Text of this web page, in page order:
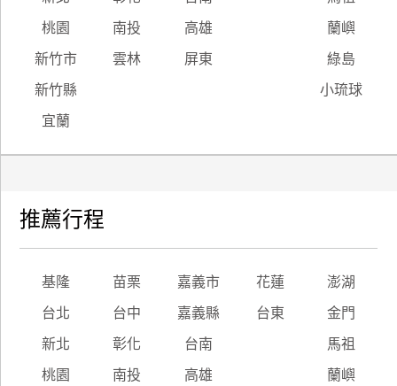
桃園 南投 高雄 蘭嶼
新竹市 雲林 屏東 綠島
新竹縣 小琉球
宜蘭
推薦行程
基隆 苗栗 嘉義市 花蓮 澎湖
台北 台中 嘉義縣 台東 金門
新北 彰化 台南 馬祖
桃園 南投 高雄 蘭嶼